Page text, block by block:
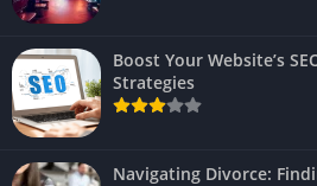
Boost Your Website’s
Strategies
Navigating Divorce: